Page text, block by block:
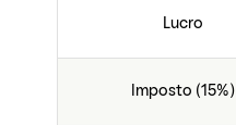
Lucro
Imposto (15%)